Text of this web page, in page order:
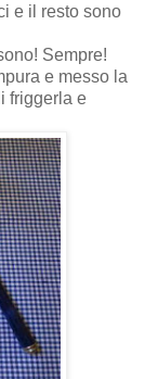
e il resto sono
Sempre!
e messo la
friggerla e